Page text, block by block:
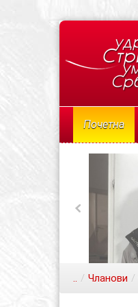
Почетна
.. / Чланови /